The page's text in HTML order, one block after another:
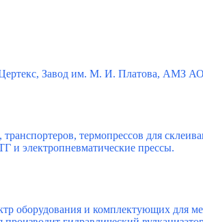
Завод им. М. И. Платова, АМЗ
термопрессов для
и электропневматические прессы.
оборудования и комплектующих для